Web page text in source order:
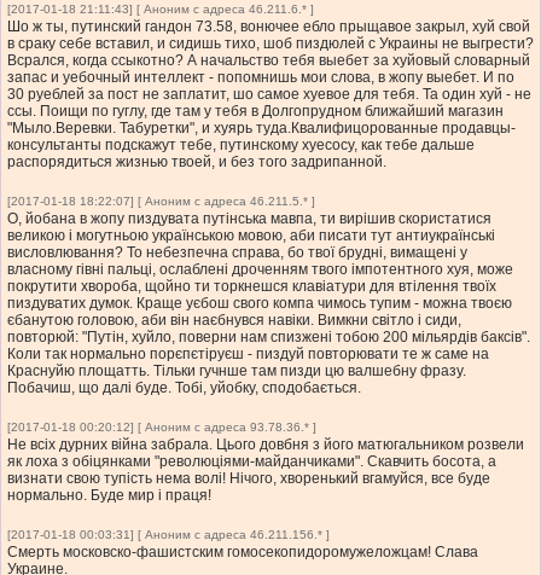
[2017-01-18 21:11:43] [ Аноним с адреса 46.211.6.* ]
Шо ж ты, путинский гандон 73.58, вонючее ебло прыщавое закрыл, хуй свой
в сраку себе вставил, и сидишь тихо, шоб пиздюлей с Украины не выгрести?
Всрался, когда ссыкотно? А начальство тебя выебет за хуйовый словарный
запас и уебочный интеллект - попомнишь мои слова, в жопу выебет. И по
30 руеблей за пост не заплатит, шо самое хуевое для тебя. Та один хуй - не
ссы. Поищи по гуглу, где там у тебя в Долгопрудном ближайший магазин
"Мыло.Веревки. Табуретки", и хуярь туда.Квалифицорованные продавцы-
консультанты подскажут тебе, путинскому хуесосу, как тебе дальше
распорядиться жизнью твоей, и без того задрипанной.
[2017-01-18 18:22:07] [ Аноним с адреса 46.211.5.* ]
О, йобана в жопу пиздувата путінська мавпа, ти вирішив скористатися
великою і могутньою українською мовою, аби писати тут антиукраїнські
висловлювання? То небезпечна справа, бо твої брудні, вимащені у
власному гівні пальці, ослаблені дроченням твого імпотентного хуя, може
покрутити хвороба, щойно ти торкнешся клавіатури для втілення твоїх
пиздуватих думок. Краще уєбош свого компа чимось тупим - можна твоєю
єбанутою головою, аби він наєбнувся навіки. Вимкни світло і сиди,
повторюй: "Путін, хуйло, поверни нам спизжені тобою 200 мільярдів баксів".
Коли так нормально порєпєтіруєш - пиздуй повторювати те ж саме на
Краснуйю площатть. Тільки гучнше там пизди цю валшебну фразу.
Побачиш, що далі буде. Тобі, уйобку, сподобається.
[2017-01-18 00:20:12] [ Аноним с адреса 93.78.36.* ]
Не всіх дурних війна забрала. Цього довбня з його матюгальником розвели
як лоха з обіцянками "революціями-майданчиками". Скавчить босота, а
визнати свою тупість нема волі! Нічого, хворенький вгамуйся, все буде
нормально. Буде мир і праця!
[2017-01-18 00:03:31] [ Аноним с адреса 46.211.156.* ]
Смерть московско-фашистским гомосекопидоромужеложцам! Слава
Украине.